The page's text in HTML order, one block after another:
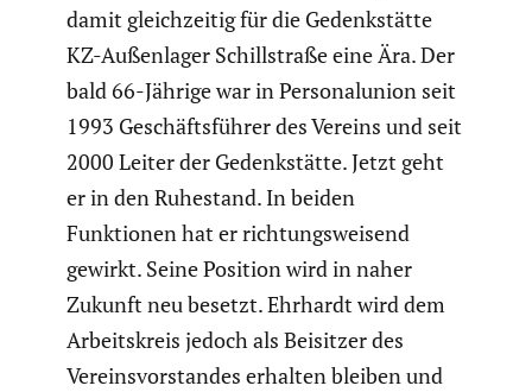
damit gleich­zeitig für die Gedenk­stätte
KZ-Außen­lager Schill­straße eine Ära. Der
bald 66-Jährige war in Perso­nal­union seit
1993 Geschäfts­führer des Vereins und seit
2000 Leiter der Gedenk­stätte. Jetzt geht
er in den Ruhestand. In beiden
Funktionen hat er richtungs­wei­send
gewirkt. Seine Position wird in naher
Zukunft neu besetzt. Ehrhardt wird dem
Arbeits­kreis jedoch als Beisitzer des
Vereins­vor­standes erhalten bleiben und